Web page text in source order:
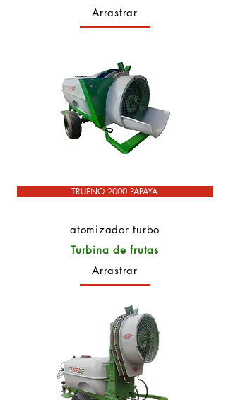
Arrastrar
TRUENO 2000 PAPAYA
atomizador turbo
Turbina de frutas
Arrastrar